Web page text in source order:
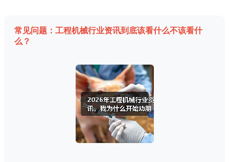
常见问题：工程机械行业资讯到底该看什么不该看什
么？